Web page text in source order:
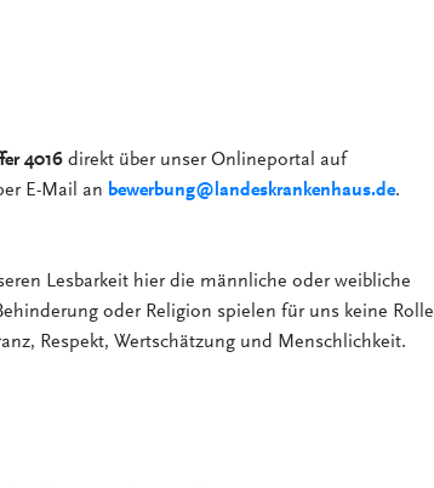
4016 direkt über unser Onlineportal auf
E-Mail an bewerbung@landeskrankenhaus.de.
Lesbarkeit hier die männliche oder weibliche
oder Religion spielen für uns keine Rolle
Respekt, Wertschätzung und Menschlichkeit.